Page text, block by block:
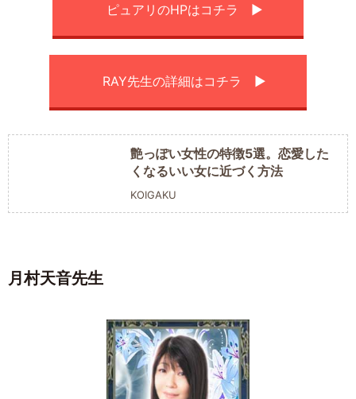
ピュアリのHPはコチラ ▶︎
RAY先生の詳細はコチラ ▶︎
艶っぽい女性の特徴5選。恋愛した
くなるいい女に近づく方法
KOIGAKU
月村天音先生